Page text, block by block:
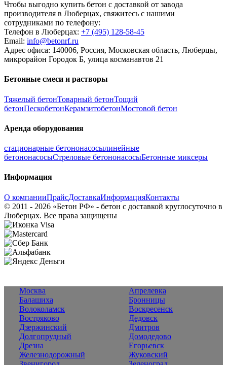
Чтобы выгодно купить бетон с доставкой от завода
производителя в Люберцах, свяжитесь с нашими
сотрудниками по телефону:
Телефон в Люберцах: +7 (495) 128-58-45
Email: info@betonrf.ru
Адрес офиса: 140006, Россия, Московская область, Люберцы,
микрорайон Городок Б, улица косманавтов 21
Бетонные смеси и растворы
Тяжелый бетонТоварный бетонТощий
бетонПескобетонКерамзитобетонМостовой бетон
Аренда оборудования
стационарные бетононасосылинейные
бетононасосыСтреловые бетононасосыБетонные миксеры
Информация
О компанииПрайсДоставкаИнформацияКонтакты
© 2011 - 2026 «Бетон РФ» - бетон с доставкой круглосуточно в
Люберцах. Все права защищены
Москва
Апрелевка
Балашиха
Бронницы
Волоколамск
Воскресенск
Востряково
Дедовск
Дзержинский
Дмитров
Долгопрудный
Домодедово
Дрезна
Егорьевск
Железнодорожный
Жуковский